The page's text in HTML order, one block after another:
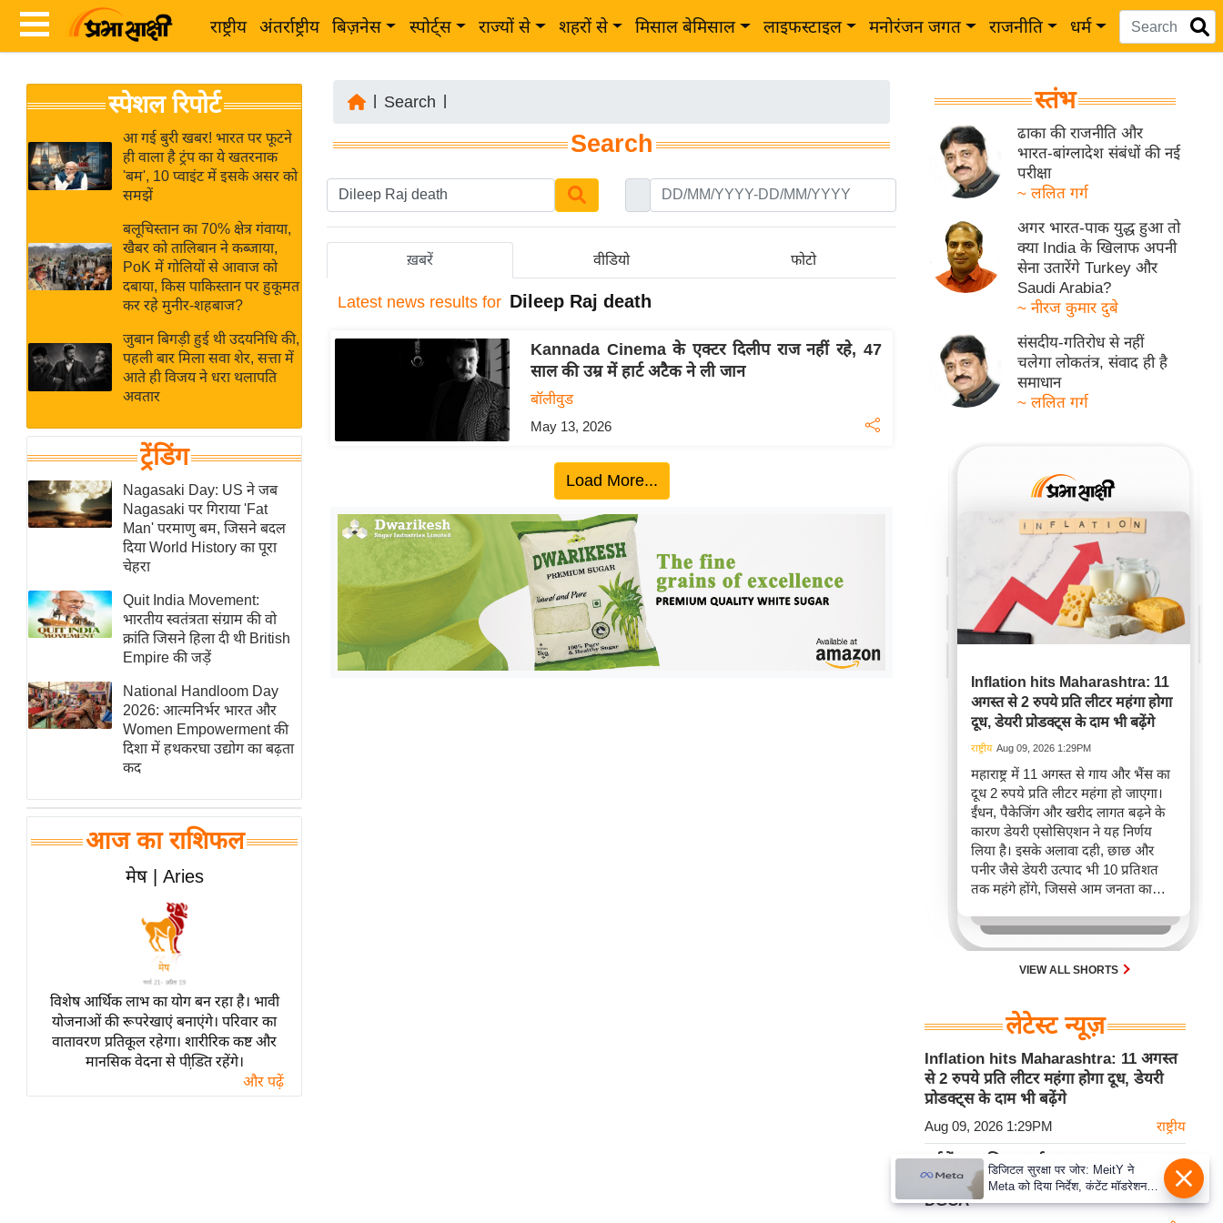
राष्ट्रीय अंतर्राष्ट्रीय बिज़नेस स्पोर्ट्स राज्यों से शहरों से मिसाल बेमिसाल लाइफस्टाइल मनोरंजन जगत राजनीति धर्म
News
Hindi
Live
News in
Hindi
News
Hindi
Videos
ख
ब
र
अंतर्राष्ट्रीय
बिज़नेस
विशेषज्ञ
राय
खेल
क्रिकेट
IPL
2026
मिसाल बेमिसाल
शख्सियत
यंग इंडिया
साहित्य जगत
ऑटो वर्ल्ड
न्यूज ब्रीफ
मनोरंजन जगत
बॉलीवुड
हॉलीवुड
Breaking
लाइफस्टाइल
ब्यूटी/फैशन
घरेलू नुस्खे
पर्यटन स्थल
स्पेशल रिपोर्ट
आ गई बुरी खबर! भारत पर फूटने
ही वाला है ट्रंप का ये खतरनाक
'बम', 10 प्वाइंट में इसके असर को
समझें
बलूचिस्तान का 70% क्षेत्र गंवाया,
खैबर को तालिबान ने कब्जाया,
PoK में गोलियों से आवाज को
दबाया, किस पाकिस्तान पर हुकूमत
कर रहे मुनीर-शहबाज?
जुबान बिगड़ी हुई थी उदयनिधि की,
पहली बार मिला सवा शेर, सत्ता में
आते ही विजय ने धरा थलापति
अवतार
ट्रेंडिंग
Nagasaki Day: US ने जब
Nagasaki पर गिराया 'Fat
Man' परमाणु बम, जिसने बदल
दिया World History का पूरा
चेहरा
Quit India Movement:
भारतीय स्वतंत्रता संग्राम की वो
क्रांति जिसने हिला दी थी British
Empire की जड़ें
National Handloom Day
2026: आत्मनिर्भर भारत और
Women Empowerment की
दिशा में हथकरघा उद्योग का बढ़ता
कद
आज का राशिफल
मेष | Aries
विशेष आर्थिक लाभ का योग बन रहा है। भावी
योजनाओं की रूपरेखाएं बनाएंगे। परिवार का
वातावरण प्रतिकूल रहेगा। शारीरिक कष्ट और
मानसिक वेदना से पीडि़त रहेंगे।
और पढ़ें
Search
Search
ख़बरें वीडियो फोटो
Latest news results for Dileep Raj death
Kannada Cinema के एक्टर दिलीप राज नहीं रहे, 47
साल की उम्र में हार्ट अटैक ने ली जान
बॉलीवुड
May 13, 2026
Load More...
स्तंभ
ढाका की राजनीति और
भारत-बांग्लादेश संबंधों की नई
परीक्षा
~ ललित गर्ग
अगर भारत-पाक युद्ध हुआ तो
क्या India के खिलाफ अपनी
सेना उतारेंगे Turkey और
Saudi Arabia?
~ नीरज कुमार दुबे
संसदीय-गतिरोध से नहीं
चलेगा लोकतंत्र, संवाद ही है
समाधान
~ ललित गर्ग
Inflation hits Maharashtra: 11
अगस्त से 2 रुपये प्रति लीटर महंगा होगा
दूध, डेयरी प्रोडक्ट्स के दाम भी बढ़ेंगे
राष्ट्रीय Aug 09, 2026 1:29PM
महाराष्ट्र में 11 अगस्त से गाय और भैंस का
दूध 2 रुपये प्रति लीटर महंगा हो जाएगा।
ईंधन, पैकेजिंग और खरीद लागत बढ़ने के
कारण डेयरी एसोसिएशन ने यह निर्णय
लिया है। इसके अलावा दही, छाछ और
पनीर जैसे डेयरी उत्पाद भी 10 प्रतिशत
तक महंगे होंगे, जिससे आम जनता का
VIEW ALL SHORTS
लेटेस्ट न्यूज़
Inflation hits Maharashtra: 11 अगस्त
से 2 रुपये प्रति लीटर महंगा होगा दूध, डेयरी
प्रोडक्ट्स के दाम भी बढ़ेंगे
Aug 09, 2026 1:29PM राष्ट्रीय
टर्बुलेंस का शिकार हुई Air India Flight का
पायलट डोप टेस्ट में फेल, जांच में जुटा
DGCA
डिजिटल सुरक्षा पर जोर: MeitY ने
Meta को दिया निर्देश, कंटेंट मॉडरेशन
मजबूत करे